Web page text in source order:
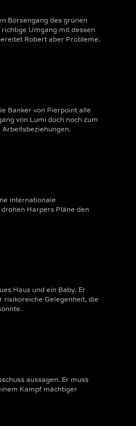
Börsengang des grünen
Umgang mit dessen
Robert aber Probleme.
Banker von Pierpoint alle
von Lumi doch noch zum
internationale
Harpers Pläne den
Haus und ein Baby. Er
Gelegenheit, die
aussagen. Er muss
Kampf mächtiger